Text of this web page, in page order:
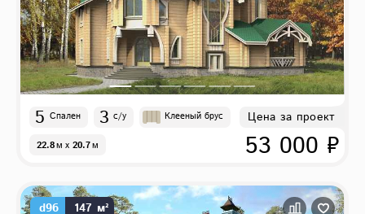
5 Спален 3 с/у Клееный брус
22.8м x 20.7м
Цена за проект
53 000 ₽
d96 147 м²